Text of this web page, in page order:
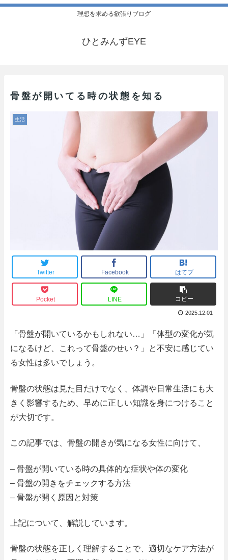
理想を求める欲張りブログ
ひとみんずEYE
骨盤が開いてる時の状態を知る
生活
Twitter Facebook はてブ
Pocket LINE コピー
2025.12.01
「骨盤が開いているかもしれない…」「体型の変化が気
になるけど、これって骨盤のせい？」と不安に感じてい
る女性は多いでしょう。
骨盤の状態は見た目だけでなく、体調や日常生活にも大
きく影響するため、早めに正しい知識を身につけること
が大切です。
この記事では、骨盤の開きが気になる女性に向けて、
– 骨盤が開いている時の具体的な症状や体の変化
– 骨盤の開きをチェックする方法
– 骨盤が開く原因と対策
上記について、解説しています。
骨盤の状態を正しく理解することで、適切なケア方法が